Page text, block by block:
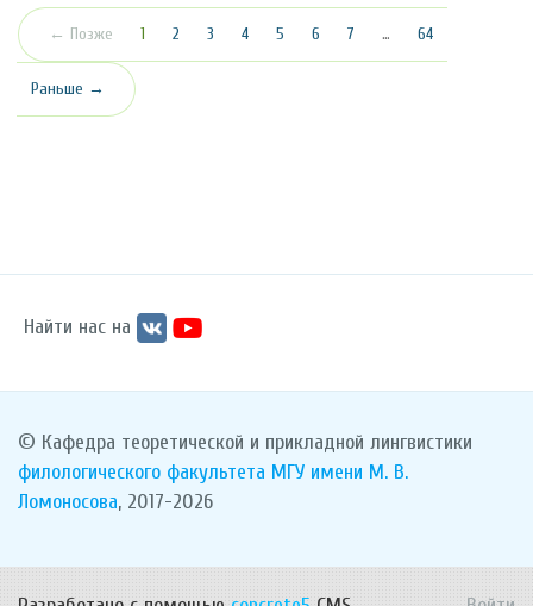
← Позже 1 (текущая)
2 3 4 5 6 7 … 64
Раньше →
Найти нас на
© Кафедра теоретической и прикладной лингвистики
филологического факультета МГУ имени М. В.
Ломоносова, 2017-2026